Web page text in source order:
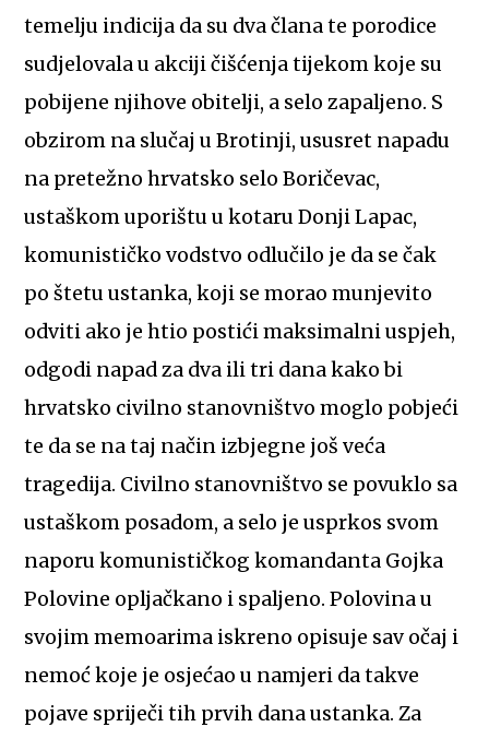
temelju indicija da su dva člana te porodice
sudjelovala u akciji čišćenja tijekom koje su
pobijene njihove obitelji, a selo zapaljeno. S
obzirom na slučaj u Brotinji, ususret napadu
na pretežno hrvatsko selo Boričevac,
ustaškom uporištu u kotaru Donji Lapac,
komunističko vodstvo odlučilo je da se čak
po štetu ustanka, koji se morao munjevito
odviti ako je htio postići maksimalni uspjeh,
odgodi napad za dva ili tri dana kako bi
hrvatsko civilno stanovništvo moglo pobjeći
te da se na taj način izbjegne još veća
tragedija. Civilno stanovništvo se povuklo sa
ustaškom posadom, a selo je usprkos svom
naporu komunističkog komandanta Gojka
Polovine opljačkano i spaljeno. Polovina u
svojim memoarima iskreno opisuje sav očaj i
nemoć koje je osjećao u namjeri da takve
pojave spriječi tih prvih dana ustanka. Za